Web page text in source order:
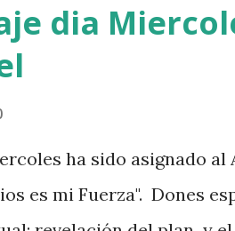
dia
ha sido asignado
es mi Fuerza". Dones